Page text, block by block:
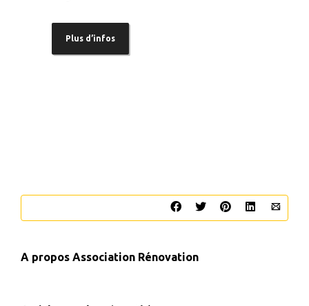
Plus d’infos
A propos Association Rénovation